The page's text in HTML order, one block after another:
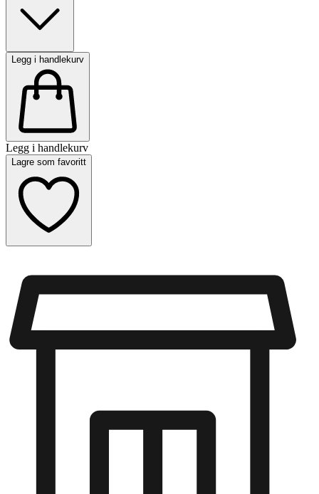
Legg i handlekurv
Legg i handlekurv
Lagre som favoritt